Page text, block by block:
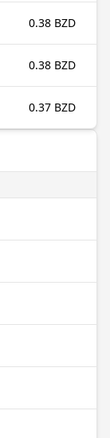
0.38 BZD
0.38 BZD
0.37 BZD